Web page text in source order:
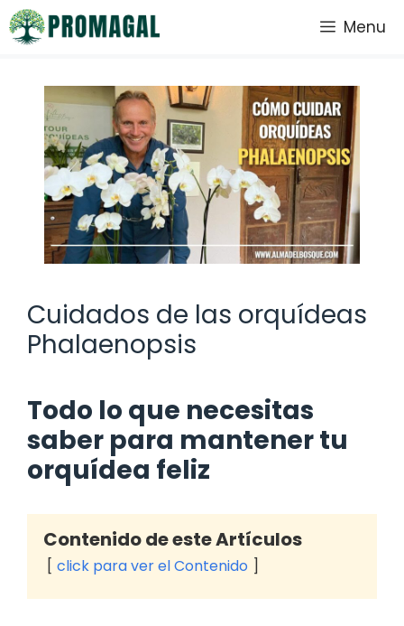
Saltar
al
Menu
Cuidados de las orquídeas
Phalaenopsis
Todo lo que necesitas
saber para mantener tu
orquídea feliz
Contenido de este Artículos
click para ver el Contenido